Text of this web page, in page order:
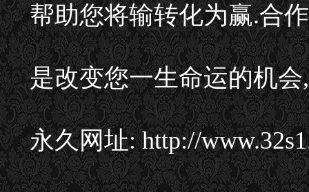
帮助您将输转化为赢.合
是改变您一生命运的机
永久网址: http://